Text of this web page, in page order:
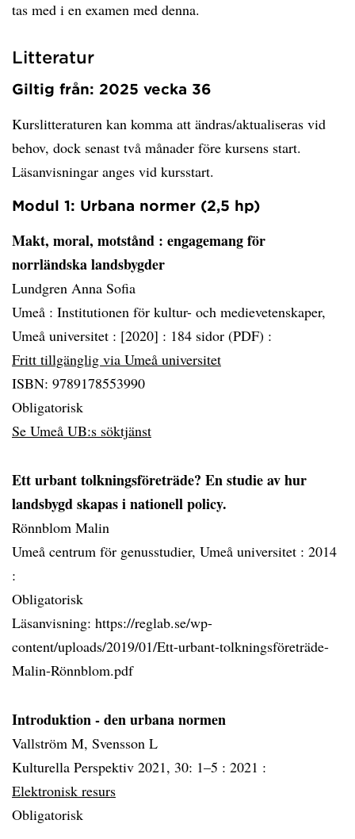
tas med i en examen med denna.
Litteratur
Giltig från: 2025 vecka 36
Kurslitteraturen kan komma att ändras/aktualiseras vid
behov, dock senast två månader före kursens start.
Läsanvisningar anges vid kursstart.
Modul 1: Urbana normer (2,5 hp)
Makt, moral, motstånd : engagemang för
norrländska landsbygder
Lundgren Anna Sofia
Umeå : Institutionen för kultur- och medievetenskaper,
Umeå universitet : [2020] : 184 sidor (PDF) :
Fritt tillgänglig via Umeå universitet
ISBN: 9789178553990
Obligatorisk
Se Umeå UB:s söktjänst
Ett urbant tolkningsföreträde? En studie av hur
landsbygd skapas i nationell policy.
Rönnblom Malin
Umeå centrum för genusstudier, Umeå universitet : 2014
:
Obligatorisk
Läsanvisning: https://reglab.se/wp-
content/uploads/2019/01/Ett-urbant-tolkningsföreträde-
Malin-Rönnblom.pdf
Introduktion - den urbana normen
Vallström M, Svensson L
Kulturella Perspektiv 2021, 30: 1–5 : 2021 :
Elektronisk resurs
Obligatorisk